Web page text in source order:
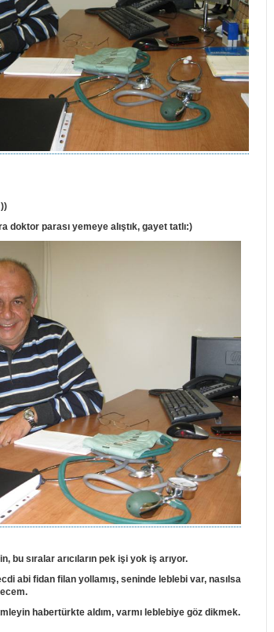
doktor parası yemeye alıştık, gayet tatlı:)
bu sıralar arıcıların pek işi yok iş arıyor.
abi fidan filan yollamış, seninde leblebi var, nasılsa
habertürkte aldım, varmı leblebiye göz dikmek.